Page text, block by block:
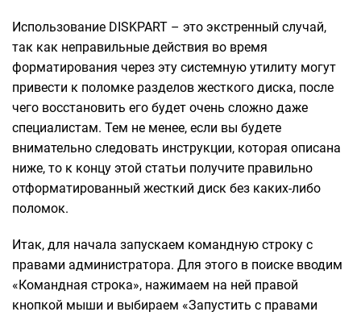
Использование DISKPART – это экстренный случай,
так как неправильные действия во время
форматирования через эту системную утилиту могут
привести к поломке разделов жесткого диска, после
чего восстановить его будет очень сложно даже
специалистам. Тем не менее, если вы будете
внимательно следовать инструкции, которая описана
ниже, то к концу этой статьи получите правильно
отформатированный жесткий диск без каких-либо
поломок.
Итак, для начала запускаем командную строку с
правами администратора. Для этого в поиске вводим
«Командная строка», нажимаем на ней правой
кнопкой мыши и выбираем «Запустить с правами